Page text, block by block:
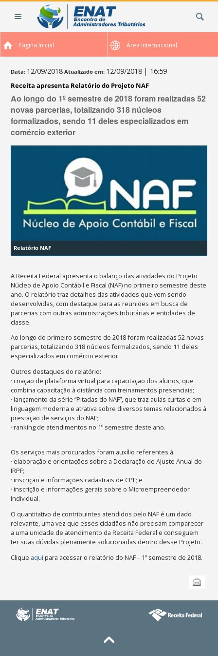
Página Inicial Área Internacional
Data: 12/09/2018 Atualizado em: 12/09/2018 | 16:59
Receita apresenta Relatório do Projeto NAF
Ao longo do 1º semestre de 2018 foram realizadas 52
novas parcerias, totalizando 318 núcleos
formalizados, sendo 11 deles especializados em
comércio exterior
Relatório NAF
A Receita Federal apresenta o balanço das atividades do Projeto
Núcleo de Apoio Contábil e Fiscal (NAF) no primeiro semestre deste
ano. O relatório traz detalhes das atividades que vem sendo
desenvolvidas, com destaque para as reuniões em busca de
parcerias com outras administrações tributárias e entidades de
classe.
Ao longo do primeiro semestre de 2018 foram realizadas 52 novas
parcerias, totalizando 318 núcleos formalizados, sendo 11 deles
especializados em comércio exterior.
Outros destaques do relatório:
· criação de plataforma virtual para capacitação dos alunos, que
combina capacitação à distância com treinamentos presenciais;
· lançamento da série “Pitadas do NAF”, que traz aulas curtas e em
linguagem moderna e atrativa sobre diversos temas relacionados à
prestação de serviços do NAF;
· ranking de atendimentos no 1º semestre deste ano.
Os serviços mais procurados foram auxílio referentes à:
· elaboração e orientações sobre a Declaração de Ajuste Anual do
IRPF;
· inscrição e informações cadastrais de CPF; e
· inscrição e informações gerais sobre o Microempreendedor
Individual.
O quantitativo de contribuintes atendidos pelo NAF é um dado
relevante, uma vez que esses cidadãos não precisam comparecer
a uma unidade de atendimento da Receita Federal e conseguem
ter suas dúvidas plenamente solucionadas dentro desse Projeto.
Clique aqui para acessar o relatório do NAF – 1º semestre de 2018.